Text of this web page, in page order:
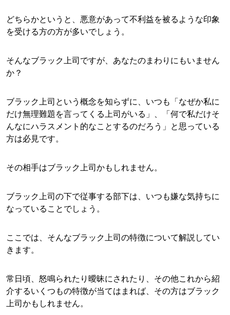
どちらかというと、悪意があって不利益を被るような印象
を受ける方の方が多いでしょう。
そんなブラック上司ですが、あなたのまわりにもいません
か？
ブラック上司という概念を知らずに、いつも「なぜか私に
だけ無理難題を言ってくる上司がいる」、「何で私だけそ
んなにハラスメント的なことするのだろう」と思っている
方は必見です。
その相手はブラック上司かもしれません。
ブラック上司の下で従事する部下は、いつも嫌な気持ちに
なっていることでしょう。
ここでは、そんなブラック上司の特徴について解説してい
きます。
常日頃、怒鳴られたり曖昧にされたり、その他これから紹
介するいくつもの特徴が当てはまれば、その方はブラック
上司かもしれません。